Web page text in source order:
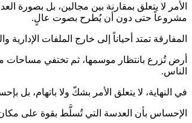
الأمر لا يتعلق بمقارنة بين مجالين، بل
مشروعاً حتى دون أن يُطرح بصوت عالٍ.
المفارقة تمتد أحياناً إلى خارج الملفات
أرض تُزرع بانتظار موسمها، ثم تختفي مساحات
الناس.
في النهاية، لا يتعلق الأمر بشكّ ولا باتهام،
الإحساس بأن العدسة التي تُسلَّط بقوة على